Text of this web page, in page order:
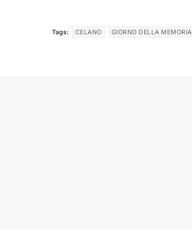
Tags: CELANO GIORNO DELLA MEMORIA